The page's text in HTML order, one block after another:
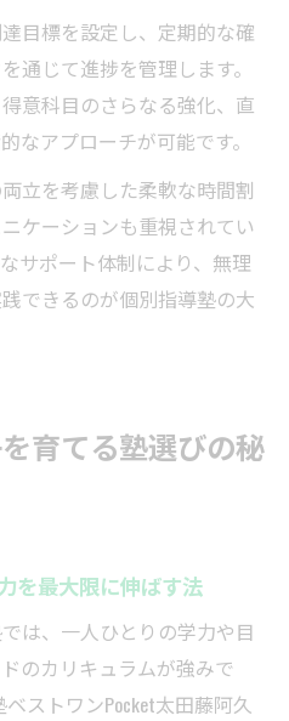
目標を設定し、定期的な確
通じて進捗を管理します。
意科目のさらなる強化、直
なアプローチが可能です。
立を考慮した柔軟な時間割
ケーションも重視されてい
サポート体制により、無理
できるのが個別指導塾の大
育てる塾選びの秘
を最大限に伸ばす法
は、一人ひとりの学力や目
のカリキュラムが強みで
ベストワンPocket太田藤阿久